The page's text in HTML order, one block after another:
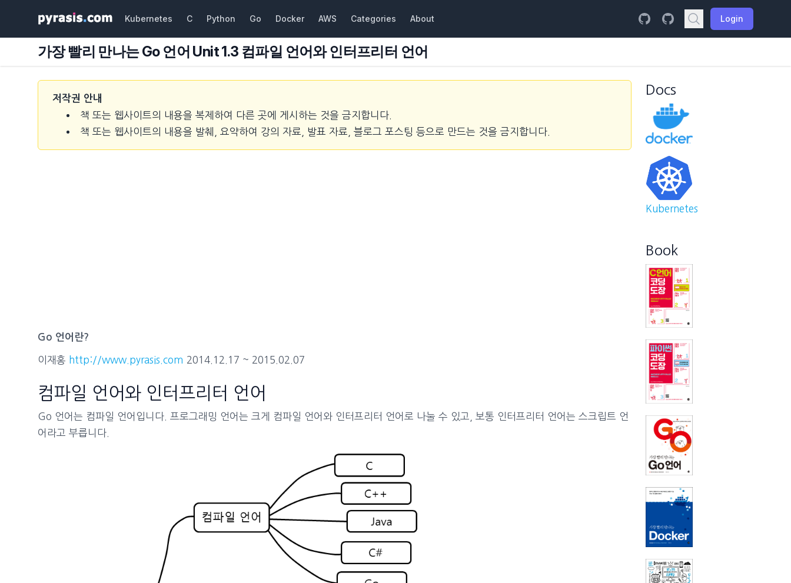
Kubernetes C Python Go Docker AWS Categories About Login
가장 빨리 만나는 Go 언어 Unit 1.3 컴파일 언어와 인터프리터 언어
저작권 안내
책 또는 웹사이트의 내용을 복제하여 다른 곳에 게시하는 것을 금지합니다.
책 또는 웹사이트의 내용을 발췌, 요약하여 강의 자료, 발표 자료, 블로그 포스팅 등으로 만드는 것을 금지합니다.
Go 언어란?
이재홍 http://www.pyrasis.com 2014.12.17 ~ 2015.02.07
컴파일 언어와 인터프리터 언어
Go 언어는 컴파일 언어입니다. 프로그래밍 언어는 크게 컴파일 언어와 인터프리터 언어로 나눌 수 있고, 보통 인터프리터 언어는 스크립트 언
어라고 부릅니다.
Docs
Kubernetes
Book